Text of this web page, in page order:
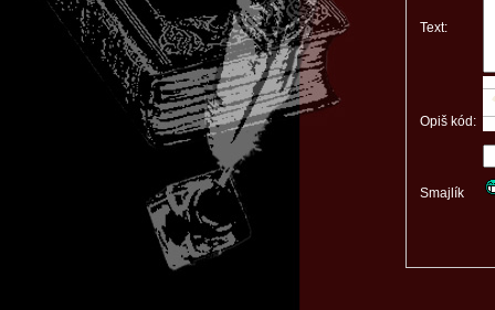
Text:
Opiš kód:
Smajlík